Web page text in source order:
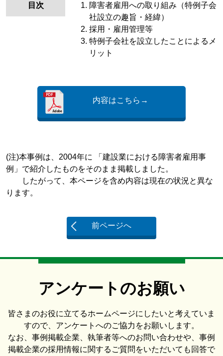
目次
障害者雇用への取り組み（特例子会
社設立の趣旨・経緯）
採用・雇用管理等
特例子会社を設立したことによるメ
リット
内容はこちら→
(注)本事例は、2004年に 「建設業における障害者雇用事
例」で紹介したものをそのまま掲載しました。
したがって、本ページを含め内容は現在の状況と異な
ります。
前ページへ
アンケートのお願い
皆さまのお役に立てるホームページにしたいと考えていま
すので、アンケートへのご協力をお願いします。
なお、事例掲載企業、執筆者等へのお問い合わせや、事例
掲載企業の採用情報に関するご質問をいただいても回答で